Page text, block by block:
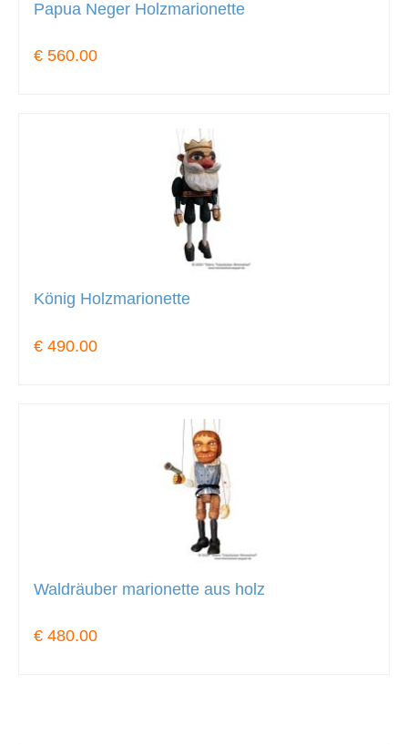
Papua Neger Holzmarionette
€ 560.00
König Holzmarionette
€ 490.00
Waldräuber marionette aus holz
€ 480.00